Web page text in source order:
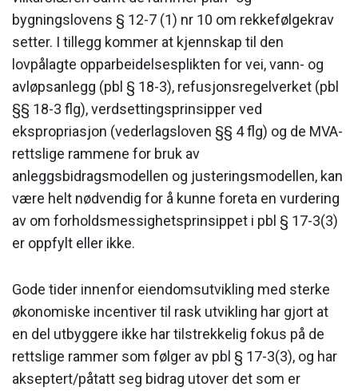
bygningslovens § 12-7 (1) nr 10 om ­rekkefølgekrav
setter. I tillegg kommer at kjennskap til den
lovpålagte ­opparbeidelsesplikten for vei, vann- og
avløpsanlegg (pbl § 18-3), refusjonsregelverket (pbl
§§ 18-3 flg), verdsettingsprinsipper ved
ekspropriasjon (vederlagsloven §§ 4 flg) og de MVA-
rettslige rammene for bruk av
anleggsbidragsmodellen og justeringsmodellen, kan
være helt nødvendig for å kunne foreta en vurdering
av om forholdsmessighetsprinsippet i pbl § 17-3(3)
er oppfylt eller ikke.
Gode tider innenfor eiendomsutvikling med sterke
økonomiske incen­tiver til rask utvikling har gjort at
en del utbyggere ikke har tilstrekkelig fokus på de
rettslige rammer som følger av pbl § 17-3(3), og har
akseptert/påtatt seg bidrag utover det som er